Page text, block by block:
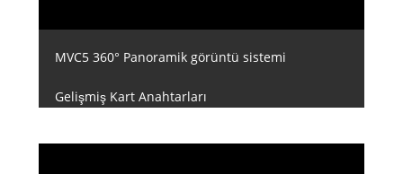
MVC5 360° Panoramik görüntü sistemi
Gelişmiş Kart Anahtarları